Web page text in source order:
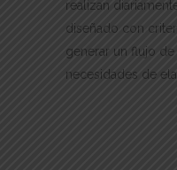
realizan
diseñado con
generar un flujo
necesidades de